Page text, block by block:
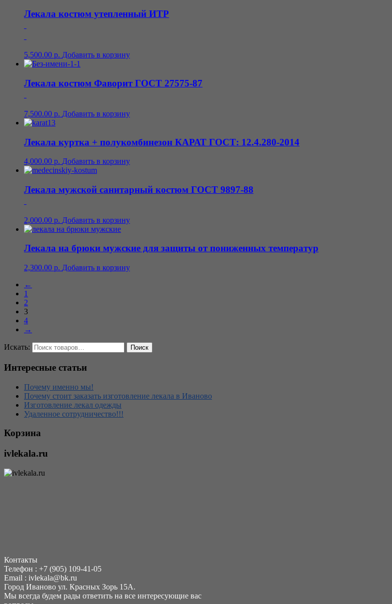
Лекала костюм утепленный ИТР
5,500.00 р. Добавить в корзину
Лекала костюм Фаворит ГОСТ 27575-87
7,500.00 р. Добавить в корзину
Лекала куртка + полукомбинезон КАРАТ ГОСТ: 12.4.280-2014
4,000.00 р. Добавить в корзину
Лекала мужской санитарный костюм ГОСТ 9897-88
2,000.00 р. Добавить в корзину
Лекала на брюки мужские для защиты от пониженных температур
2,300.00 р. Добавить в корзину
←
1
2
3
4
→
Искать:
Интересные статьи
Почему именно мы!
Почему стоит заказать изготовление лекала в Иваново
Изготовление лекал одежды
Удаленное сотрудничество!!!
Корзина
ivlekala.ru
Контакты
Телефон : +7 (905) 109-41-05
Еmail : ivlekala@bk.ru
Город Иваново ул. Красных Зорь 15А.
Мы всегда будем рады ответить на все интересующие вас